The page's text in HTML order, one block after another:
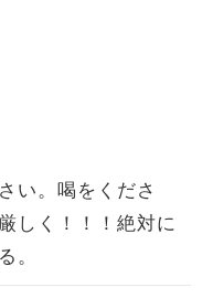
い。喝をくださ
しく！！！絶対に
。